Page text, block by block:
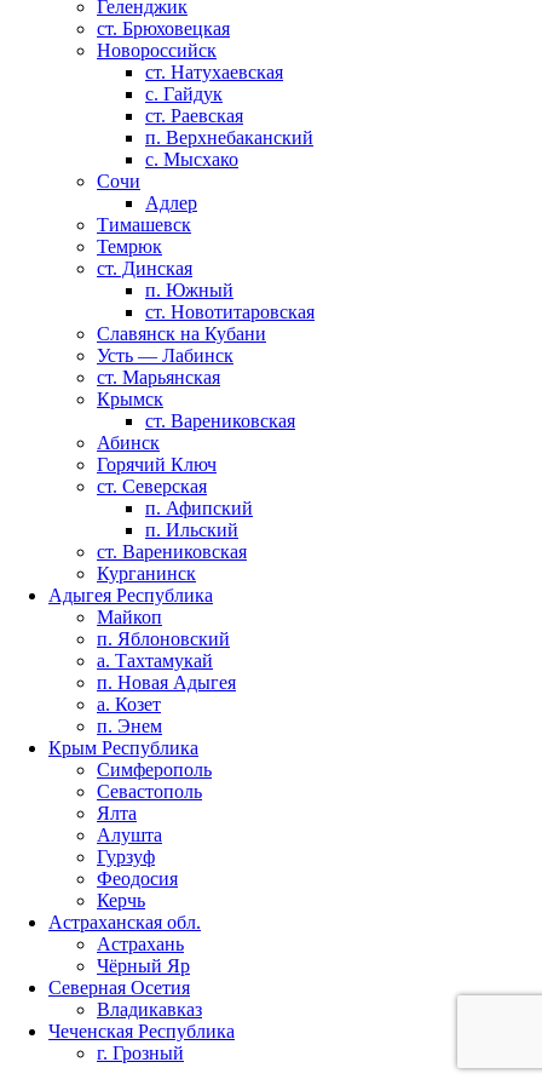
Геленджик
ст. Брюховецкая
Новороссийск
ст. Натухаевская
с. Гайдук
ст. Раевская
п. Верхнебаканский
с. Мысхако
Сочи
Адлер
Тимашевск
Темрюк
ст. Динская
п. Южный
ст. Новотитаровская
Славянск на Кубани
Усть — Лабинск
ст. Марьянская
Крымск
ст. Варениковская
Абинск
Горячий Ключ
ст. Северская
п. Афипский
п. Ильский
ст. Варениковская
Курганинск
Адыгея Республика
Майкоп
п. Яблоновский
а. Тахтамукай
п. Новая Адыгея
а. Козет
п. Энем
Крым Республика
Симферополь
Севастополь
Ялта
Алушта
Гурзуф
Феодосия
Керчь
Астраханская обл.
Астрахань
Чёрный Яр
Северная Осетия
Владикавказ
Чеченская Республика
г. Грозный